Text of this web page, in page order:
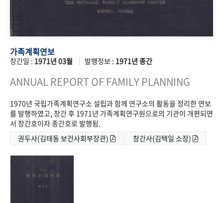
가족계획연보
창간일 : 1971년 03월 발행정보 : 1971년 종간
ANNUAL REPORT OF FAMILY PLANNING
1970년 국립가족계획연구소 설립과 함께 연구소의 활동을 정리한 연보
를 발행하였고, 창간 후 1971년 가족계획연구원으로의 기관이 개편되면
서 창간호이자 종간호로 발행됨.
권두사(김태동 보건사회부장관)
창간사(김택일 소장)